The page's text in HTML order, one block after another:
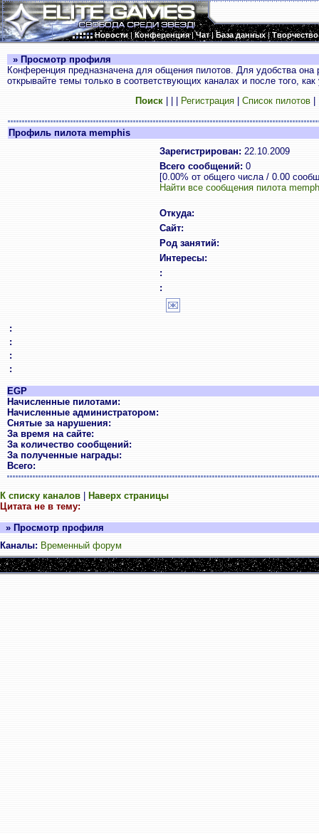
Новости|Конференция|Чат|База данных|Творчество
» Просмотр профиля
Конференция предназначена для общения пилотов. Для удобства
открывайте темы только в соответствующих каналах и после того,
Поиск
Регистрация Список пилотов
Профиль пилота memphis
Зарегистрирован: 22.10.2009
Всего сообщений: 0
[0.00% от общего числа / 0.00
Найти все сообщения пилота
Откуда:
Сайт:
Род занятий:
Интересы:
:
:
:
:
:
:
EGP
Начисленные пилотами:
Начисленные администратором:
Снятые за нарушения:
За время на сайте:
За количество сообщений:
За полученные награды:
Всего:
К списку каналов
Наверх страницы
Цитата не в тему:
» Просмотр профиля
Каналы: Временный форум